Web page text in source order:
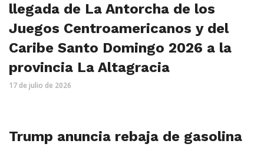
llegada de La Antorcha de los
Juegos Centroamericanos y del
Caribe Santo Domingo 2026 a la
provincia La Altagracia
17 de julio de 2026
Trump anuncia rebaja de gasolina